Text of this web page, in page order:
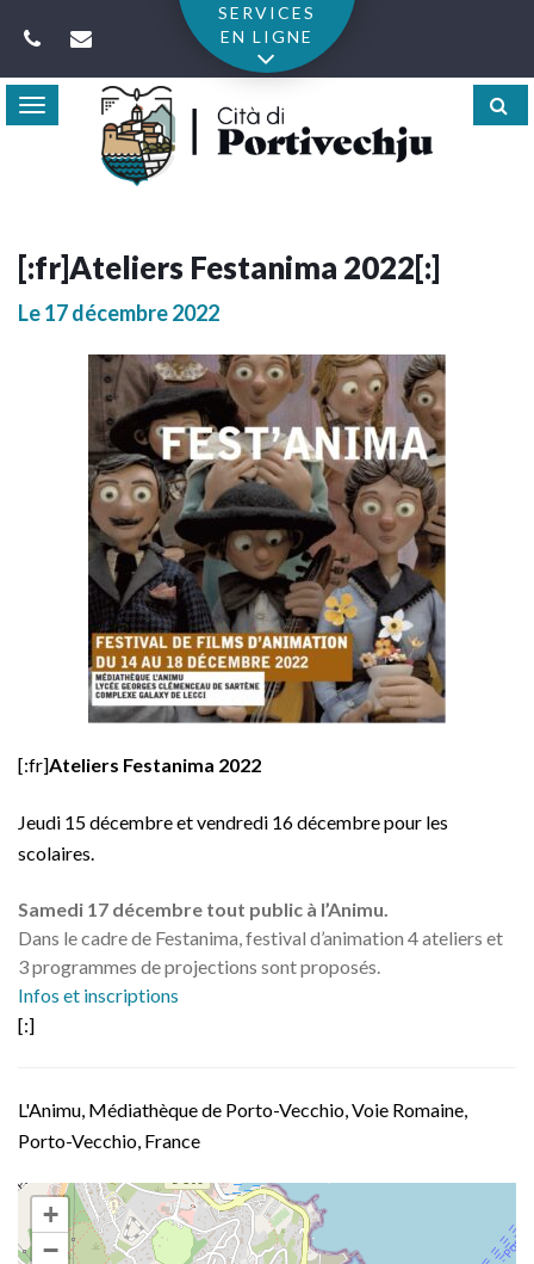
SERVICES
EN LIGNE
Toggle
navigation
[:fr]Ateliers Festanima 2022[:]
Le17décembre2022
[:fr]Ateliers Festanima 2022
Jeudi 15 décembre et vendredi 16 décembre pour les
scolaires.
Samedi 17 décembre tout public à l’Animu.
Dans le cadre de Festanima, festival d’animation 4 ateliers et
3 programmes de projections sont proposés.
Infos et inscriptions
[:]
L'Animu, Médiathèque de Porto-Vecchio, Voie Romaine,
Porto-Vecchio, France
+
−